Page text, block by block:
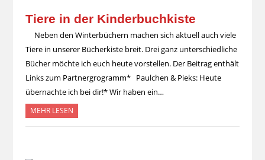
Tiere in der Kinderbuchkiste
Neben den Winterbüchern machen sich aktuell auch viele
Tiere in unserer Bücherkiste breit. Drei ganz unterschiedliche
Bücher möchte ich euch heute vorstellen. Der Beitrag enthält
Links zum Partnergrogramm* Paulchen & Pieks: Heute
übernachte ich bei dir!* Wir haben ein…
MEHR LESEN